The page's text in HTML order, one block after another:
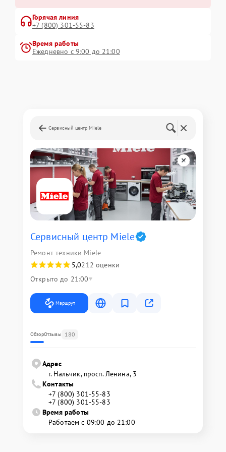
Горячая линия
+7 (800) 301-55-83
Время работы
Ежедневно с 9:00 до 21:00
Сервисный центр Miele
Сервисный центр Miele
Ремонт техники Miele
5,0212 оценки
Открыто до 21:00
Маршрут
ОбзорОтзывы 180
Адрес
г. Нальчик, просп. Ленина, 3
Контакты
+7 (800) 301-55-83
+7 (800) 301-55-83
Время работы
Работаем с 09:00 до 21:00